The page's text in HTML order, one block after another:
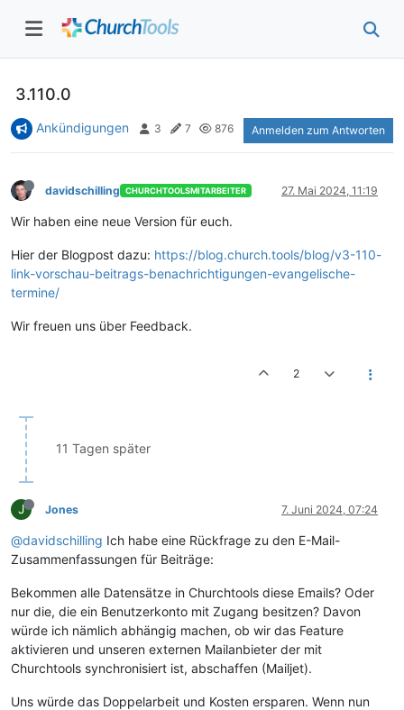
3.110.0
Ankündigungen 3 7 876 Anmelden zum Antworten
davidschilling CHURCHTOOLSMITARBEITER 27. Mai 2024, 11:19
Wir haben eine neue Version für euch.
Hier der Blogpost dazu: https://blog.church.tools/blog/v3-110-
link-vorschau-beitrags-benachrichtigungen-evangelische-
termine/
Wir freuen uns über Feedback.
2
11 Tagen später
J Jones 7. Juni 2024, 07:24
@davidschilling Ich habe eine Rückfrage zu den E-Mail-
Zusammenfassungen für Beiträge:
Bekommen alle Datensätze in Churchtools diese Emails? Oder
nur die, die ein Benutzerkonto mit Zugang besitzen? Davon
würde ich nämlich abhängig machen, ob wir das Feature
aktivieren und unseren externen Mailanbieter der mit
Churchtools synchronisiert ist, abschaffen (Mailjet).
Uns würde das Doppelarbeit und Kosten ersparen. Wenn nun